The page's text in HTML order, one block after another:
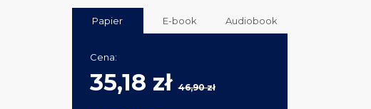
Papier E-book Audiobook
Cena:
35,18 zł46,90 zł